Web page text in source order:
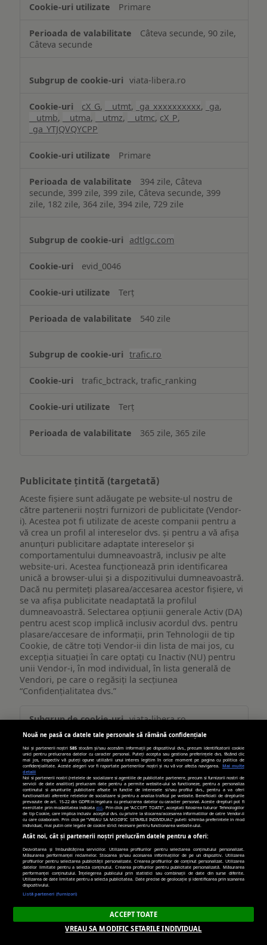
Primare
Câteva secunde, 90 zile,
Câteva secunde
viata-libera.ro
cX_G, __utmt, _ga_xxxxxxxxxx, _ga,
__utmb, __utma, __utmz, __utmc, cX_P,
_ga_YTJQVQYCPP
Primare
394 zile, Câteva
secunde, 399 zile, 399 zile, Câteva secunde, 399
zile, 182 zile, 364 zile, 394 zile, 729 zile
adtlgc.com
evid_0046
Terț
540 zile
trafic.ro
trafic_bctrack, trafic_ranking
Terț
365 zile, 365 zile
Publicitate țintită (targetată)
Aceste fișiere sunt adăugate pe website-ul nostru de
către partenerii noștri furnizori de publicitate (Vendor-
i). Acestea pot fi utilizate de aceste companii pentru a
vă crea un profil al intereselor dvs. și pentru a vă afișa
anunțuri publicitare adaptate intereselor și
comportamentului dumneavoastră, inclusiv pe alte
website-uri. Acestea funcționează prin identificarea
unică a browser-ului și a dispozitivului dumneavoastră.
Dacă nu permiteți plasarea/accesarea acestor fișiere, vi
se va afișa publicitate neadaptată la profilul
dumneavoastră. Selectarea opțiunii generale Activ (DA)
pentru acest scop implică inclusiv acordul dvs. pentru
plasare/accesare de informații, prin Tehnologii de tip
Cookie, de către toți Vendor-ii din lista de mai jos, cu
excepția situației în care optați cu Inactiv (NU) pentru
unii Vendor-i, în mod individual, în lista generală de
Vendori, pe care o regăsiți la secțiunea
“Confidențialitatea dvs.”
(targetată)
viata-libera.ro
__gpi, _cc_id
Primare
389 zile, 269 zile
turn.com
uid
179 zile
Nouă ne pasă ca datele tale personale să rămână confidențiale
Noi și partenerii noștri585 stocăm și/sau accesăm informații pe dispozitivul dvs., precum identificatorii cookie
unici pentru prelucrarea datelor cu caracter personal. Puteți accepta sau gestiona preferințele dvs. făcând clic
mai jos, respectiv vă puteți opune utilizării unui interes legitim în orice moment pe pagina cu politica de
confidențialitate. Aceste alegeri vor fi raportate partenerilor noștri și nu vă vor afecta navigarea.
Mai multe
detalii
Noi si partenerii nostri (retelele de socializare si agentiile de publicitate partenere, precum si furnizorii nostri de
servicii de date analitice) prelucram date pentru a permite website-ului sa functioneze, pentru a personaliza
continutul si anunturile publicitare afisate in functie de interesele si/sau profilul dvs., pentru a va oferi
functionalitati aferente retelelor de socializare si pentru a analiza traficul pe website. Beneficiati de drepturile
prevazute de art. 15-22 din GDPR in legatura cu prelucrarea datelor cu caracter personal. Aceste drepturi pot fi
exercitate prin modalitatea indicataaici . Prin click pe “ACCEPT TOATE”, acceptati folosirea tuturor Tehnologiilor
de tip Cookie, care implica inclusiv acceptul dvs. cu privire la stocarea/accesarea informatiilor de catre Vendor-ii
cu care colaboram. Prin click pe “VREAU SA MODIFIC SETARILE INDIVIDUAL” puteti schimba preferintele in mod
individual, mai putin cele legate de cookie strict necesare pentru functionarea website-ului.
Atât noi, cât și partenerii noștri prelucrăm datele pentru a oferi:
Dezvoltarea și îmbunătățirea serviciilor. Utilizarea profilurilor pentru selectarea conținutului personalizat.
Măsurarea performanței reclamelor. Stocarea și/sau accesarea informațiilor de pe un dispozitiv. Utilizarea
profilurilor pentru selectarea publicității personalizate. Crearea profilurilor de conținut personalizat. Utilizarea
datelor limitate pentru a selecta conținutul. Crearea profilurilor pentru publicitate personalizată. Măsurarea
performanței conținutului. Înțelegerea publicului prin statistici sau combinații de date din surse diferite.
Utilizarea de date limitate pentru a selecta publicitatea. Date precise de geolocație și identificarea prin scanarea
dispozitivului.
Listă parteneri (furnizori)
ACCEPT TOATE
VREAU SA MODIFIC SETARILE INDIVIDUAL